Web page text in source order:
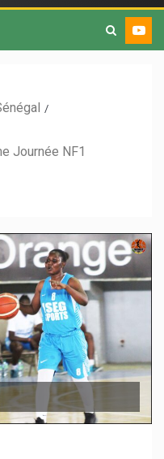
Journée NF1